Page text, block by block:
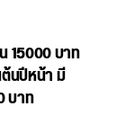
15000 บาท
นปีหน้า มี
บาท